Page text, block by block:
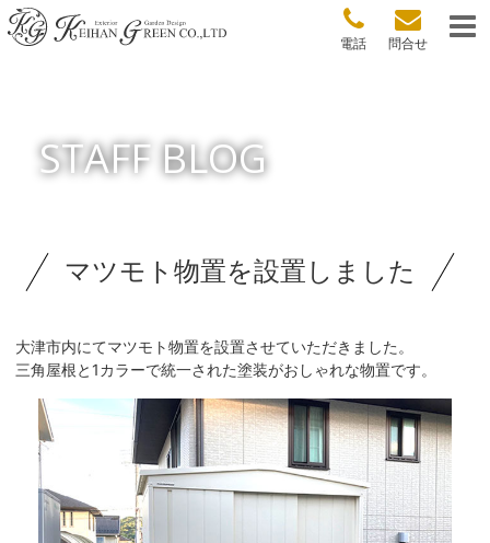
問合せ
電話
STAFF BLOG
マツモト物置を設置しました
大津市内にてマツモト物置を設置させていただきました。
三角屋根と1カラーで統一された塗装がおしゃれな物置です。